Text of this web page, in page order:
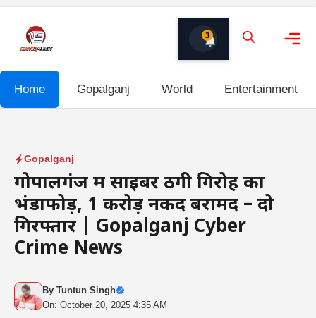
content
3
Home Gopalganj World Entertainment
Gopalganj
गोपालगंज में साइबर ठगी गिरोह का
भंडाफोड़, ₹1 करोड़ नकद बरामद – दो
गिरफ्तार | Gopalganj Cyber
Crime News
By Tuntun Singh
On: October 20, 2025 4:35 AM